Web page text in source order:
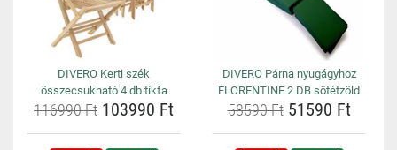
DIVERO Kerti szék
összecsukható 4 db tíkfa
116990 Ft 103990 Ft
DIVERO Párna nyugágyhoz
FLORENTINE 2 DB sötétzöld
58590 Ft51590 Ft